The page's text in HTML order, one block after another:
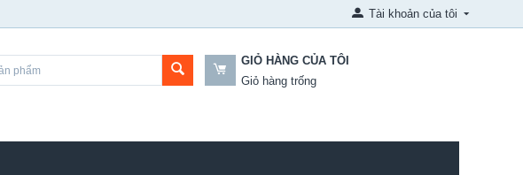
Tài khoản của tôi
GIỎ HÀNG CỦA TÔI
Giỏ hàng trống